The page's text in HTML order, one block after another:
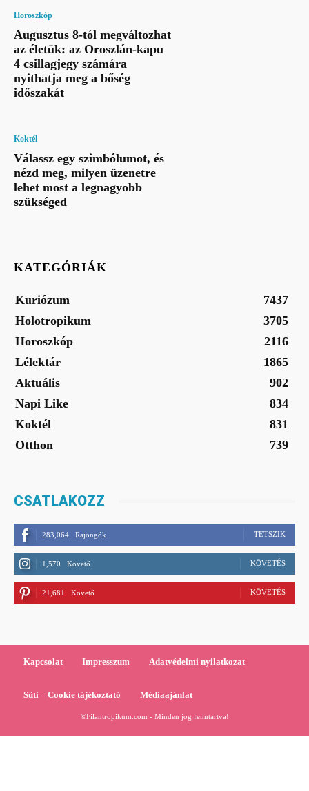
Horoszkóp
Augusztus 8-tól megváltozhat
az életük: az Oroszlán-kapu
4 csillagjegy számára
nyithatja meg a bőség
időszakát
Koktél
Válassz egy szimbólumot, és
nézd meg, milyen üzenetre
lehet most a legnagyobb
szükséged
KATEGÓRIÁK
Kuriózum
7437
Holotropikum
3705
Horoszkóp
2116
Lélektár
1865
Aktuális
902
Napi Like
834
Koktél
831
Otthon
739
CSATLAKOZZ
283,064 Rajongók TETSZIK
1,570 Követő KÖVETÉS
21,681 Követő KÖVETÉS
Kapcsolat Impresszum Adatvédelmi nyilatkozat
Süti – Cookie tájékoztató Médiaajánlat
©Filantropikum.com - Minden jog fenntartva!